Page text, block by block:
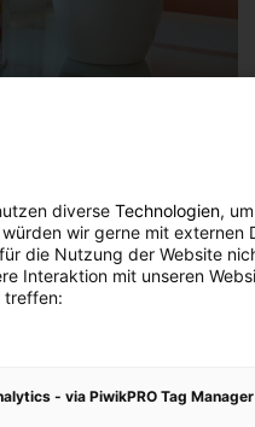
Flower Power
ENERGIELEBEN REDAKTION
Pflanzen brauchen.
diverse Technologien,
wir gerne mit externen
die Nutzung der Website
Interaktion mit unseren
treffen:
- via PiwikPRO Tag Manager